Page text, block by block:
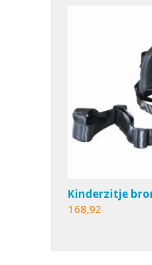
Kinderzitje
168,92